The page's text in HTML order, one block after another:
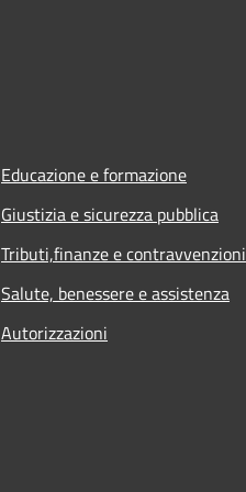
Educazione e formazione
Giustizia e sicurezza pubblica
Tributi,finanze e contravvenzioni
Salute, benessere e assistenza
Autorizzazioni